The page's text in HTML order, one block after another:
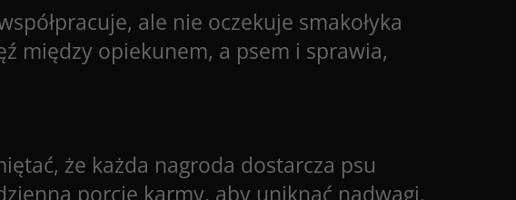
ale nie oczekuje smakołyka
między opiekunem, a psem i sprawia,
że każda nagroda dostarcza psu
porcję karmy, aby uniknąć nadwagi.